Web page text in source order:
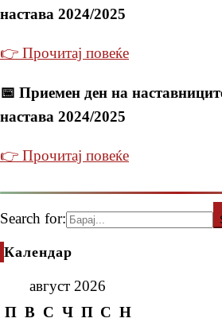
настава 2024/2025
👉 Прочитај повеќе
📅 Приемен ден на
настава 2024/2025
👉 Прочитај повеќе
Search for:
Календар
август 2026
П В С Ч П С Н